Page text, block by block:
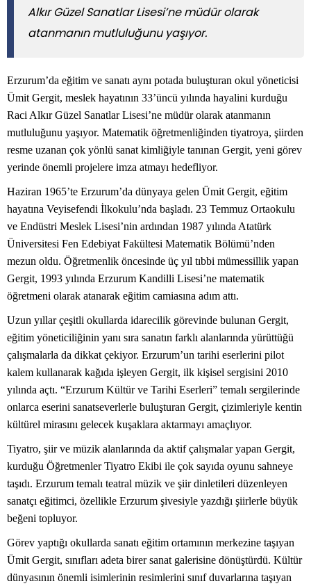
Alkır Güzel Sanatlar Lisesi’ne müdür olarak
atanmanın mutluluğunu yaşıyor.
Erzurum’da eğitim ve sanatı aynı potada buluşturan okul yöneticisi
Ümit Gergit, meslek hayatının 33’üncü yılında hayalini kurduğu
Raci Alkır Güzel Sanatlar Lisesi’ne müdür olarak atanmanın
mutluluğunu yaşıyor. Matematik öğretmenliğinden tiyatroya, şiirden
resme uzanan çok yönlü sanat kimliğiyle tanınan Gergit, yeni görev
yerinde önemli projelere imza atmayı hedefliyor.
Haziran 1965’te Erzurum’da dünyaya gelen Ümit Gergit, eğitim
hayatına Veyisefendi İlkokulu’nda başladı. 23 Temmuz Ortaokulu
ve Endüstri Meslek Lisesi’nin ardından 1987 yılında Atatürk
Üniversitesi Fen Edebiyat Fakültesi Matematik Bölümü’nden
mezun oldu. Öğretmenlik öncesinde üç yıl tıbbi mümessillik yapan
Gergit, 1993 yılında Erzurum Kandilli Lisesi’ne matematik
öğretmeni olarak atanarak eğitim camiasına adım attı.
Uzun yıllar çeşitli okullarda idarecilik görevinde bulunan Gergit,
eğitim yöneticiliğinin yanı sıra sanatın farklı alanlarında yürüttüğü
çalışmalarla da dikkat çekiyor. Erzurum’un tarihi eserlerini pilot
kalem kullanarak kağıda işleyen Gergit, ilk kişisel sergisini 2010
yılında açtı. “Erzurum Kültür ve Tarihi Eserleri” temalı sergilerinde
onlarca eserini sanatseverlerle buluşturan Gergit, çizimleriyle kentin
kültürel mirasını gelecek kuşaklara aktarmayı amaçlıyor.
Tiyatro, şiir ve müzik alanlarında da aktif çalışmalar yapan Gergit,
kurduğu Öğretmenler Tiyatro Ekibi ile çok sayıda oyunu sahneye
taşıdı. Erzurum temalı teatral müzik ve şiir dinletileri düzenleyen
sanatçı eğitimci, özellikle Erzurum şivesiyle yazdığı şiirlerle büyük
beğeni topluyor.
Görev yaptığı okullarda sanatı eğitim ortamının merkezine taşıyan
Ümit Gergit, sınıfları adeta birer sanat galerisine dönüştürdü. Kültür
dünyasının önemli isimlerinin resimlerini sınıf duvarlarına taşıyan